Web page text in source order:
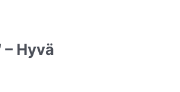
Hyvä